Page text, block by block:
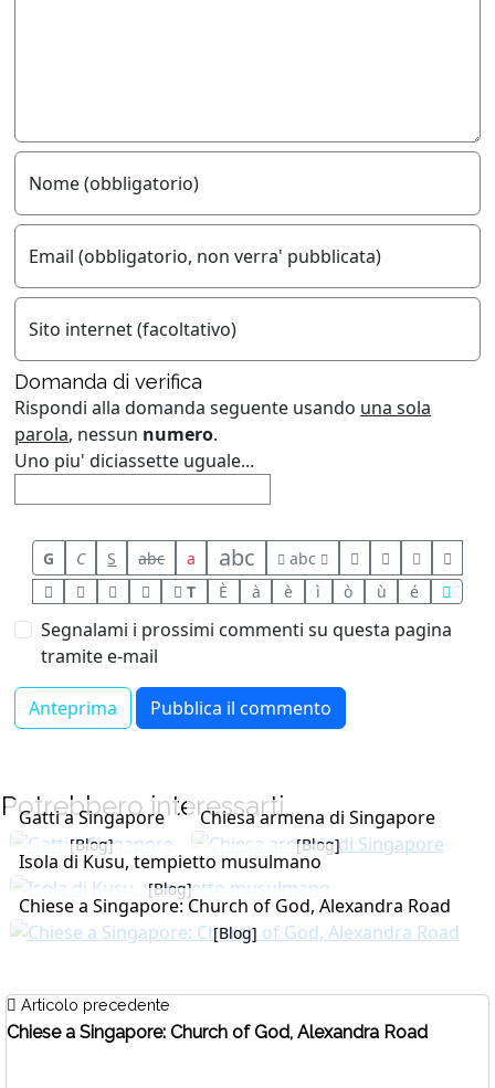
Nome (obbligatorio)
Email (obbligatorio, non verra' pubblicata)
Sito internet (facoltativo)
Domanda di verifica
Rispondi alla domanda seguente usando una sola
parola, nessun numero.
Uno piu' diciassette uguale...
G C S abc a abc
abc
T
È à è ì ò ù é
Segnalami i prossimi commenti su questa pagina
tramite e-mail
Potrebbero interessarti...
Gatti a Singapore
[Blog]
Chiesa armena di Singapore
[Blog]
Isola di Kusu, tempietto musulmano
[Blog]
Chiese a Singapore: Church of God, Alexandra Road
[Blog]
Articolo precedente
Chiese a Singapore: Church of God, Alexandra Road